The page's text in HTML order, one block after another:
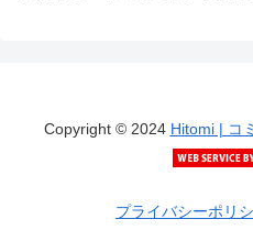
Copyright © 2024 Hitomi | コ
プライバシーポリ